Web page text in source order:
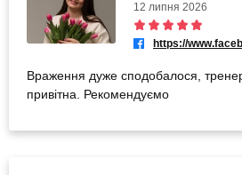
12 липня 2026
Враження дуже сподобалося,
привітна. Рекомендуємо